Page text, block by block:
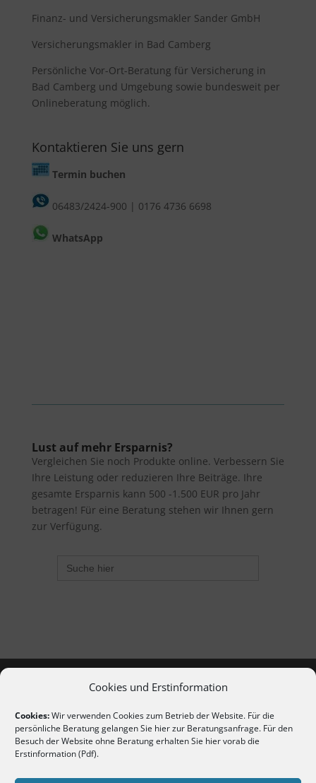
Cookies und Erstinformation
Cookies:Wir verwenden Cookies zum Betrieb der Website. Für die
persönliche Beratung gelangen Sie hierzur Beratungsanfrage. Für den
Besuch der Website ohne Beratung erhalten Sie hier vorab die
Erstinformation (Pdf).
Finanz- und Versicherungsmakler Sander GmbH
Versicherungsmakler in Bad Camberg
Persönliche Vor-Ort-Beratung für Versicherung in
Bad Camberg und Umgebung sowie bundesweit per
Onlineberatung möglich.
Kontaktieren Sie uns gern
Termin buchen
06483/2424-900 | 0176 4736 6698
WhatsApp
Lust auf mehr Ersparnis?
Vergleichen Sie noch Produkte online. Verbessern Sie
Ihre Leistung oder reduzieren Ihre Beiträge. Ihre
gesamte Ersparnis kann 500 -1.500 EUR pro Jahr
betragen! Für eine Beratung stehen wir Ihnen gern
zur Verfügung.
for:
Copyright 2020-2026 | Alle Rechte vorbehalten